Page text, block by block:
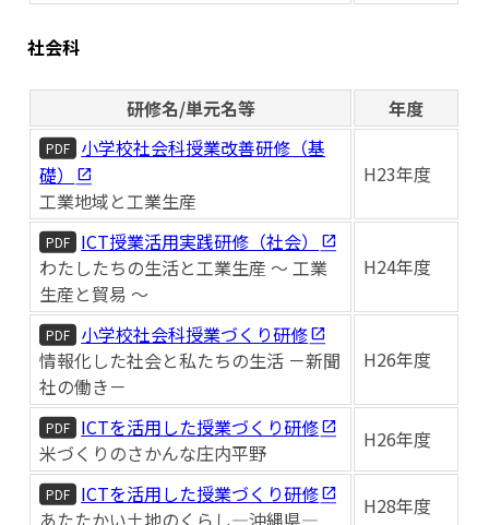
社会科
研修名/単元名等 年度
PDF
小学校社会科授業改善研修（基
礎）
工業地域と工業生産
H23年度
PDF
ICT授業活用実践研修（社会）
わたしたちの生活と工業生産 ～ 工業
生産と貿易 ～
H24年度
PDF
小学校社会科授業づくり研修
情報化した社会と私たちの生活 －新聞
社の働き－
H26年度
PDF
ICTを活用した授業づくり研修
米づくりのさかんな庄内平野
H26年度
PDF
ICTを活用した授業づくり研修
H28年度